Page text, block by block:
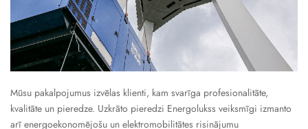
Mūsu pakalpojumus izvēlas klienti, kam svarīga profesionalitāte,
kvalitāte un pieredze. Uzkrāto pieredzi Energolukss veiksmīgi izmanto
arī energoekonomējošu un elektromobilitātes risinājumu